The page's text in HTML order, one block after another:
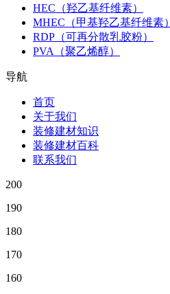
HEC（羟乙基纤维素）
MHEC（甲基羟乙基纤维素）
RDP（可再分散乳胶粉）
PVA（聚乙烯醇）
导航
首页
关于我们
装修建材知识
装修建材百科
联系我们
200
190
180
170
160